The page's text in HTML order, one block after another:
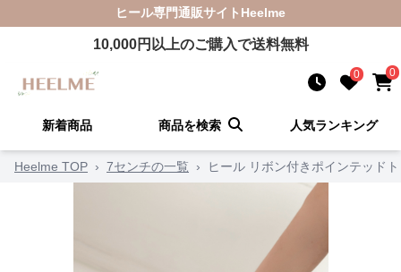
ヒール専門通販サイト Heelme
10,000円以上のご購入で送料無料
0 0
新着商品 商品を検索 人気ランキング
Heelme TOP › 7センチの一覧 › ヒール リボン付きポインテッド